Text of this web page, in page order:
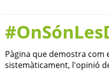
Pàgina que demostra com
sistemàticament, l'opinió